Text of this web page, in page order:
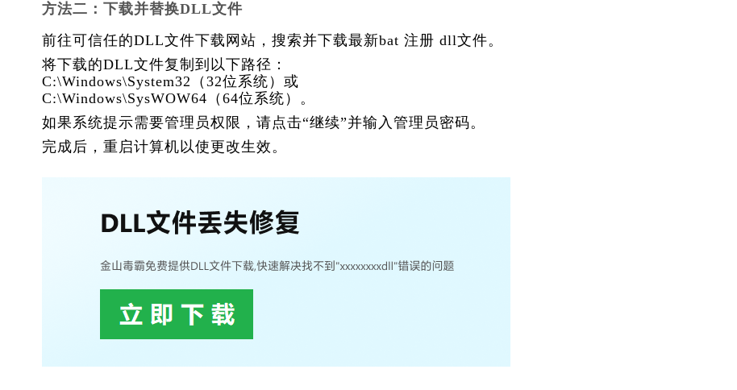
方法二：下载并替换DLL文件
前往可信任的DLL文件下载网站，搜索并下载最新bat 注册 dll文件。
将下载的DLL文件复制到以下路径：
C:\Windows\System32 （32位系统）或
C:\Windows\SysWOW64 （64位系统）。
如果系统提示需要管理员权限，请点击“继续”并输入管理员密码。
完成后，重启计算机以使更改生效。